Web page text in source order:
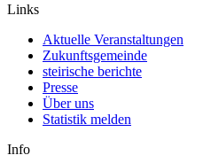
Links
Aktuelle Veranstaltungen
Zukunftsgemeinde
steirische berichte
Presse
Über uns
Statistik melden
Info